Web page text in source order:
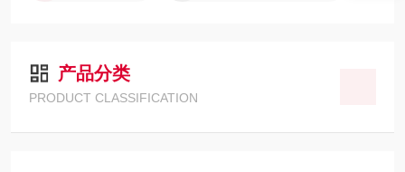
产品分类
PRODUCT CLASSIFICATION